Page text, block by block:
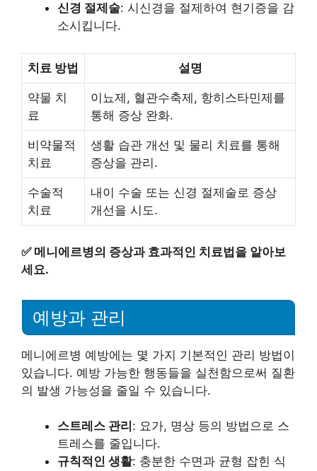
신경 절제술: 시신경을 절제하여 현기증을 감
소시킵니다.
치료 방법 설명
약물 치
료
이뇨제, 혈관수축제, 항히스타민제를
통해 증상 완화.
비약물적
치료
생활 습관 개선 및 물리 치료를 통해
증상을 관리.
수술적
치료
내이 수술 또는 신경 절제술로 증상
개선을 시도.
✅ 메니에르병의 증상과 효과적인 치료법을 알아보
세요.
예방과 관리
메니에르병 예방에는 몇 가지 기본적인 관리 방법이
있습니다. 예방 가능한 행동들을 실천함으로써 질환
의 발생 가능성을 줄일 수 있습니다.
스트레스 관리 : 요가, 명상 등의 방법으로 스
트레스를 줄입니다.
규칙적인 생활: 충분한 수면과 균형 잡힌 식